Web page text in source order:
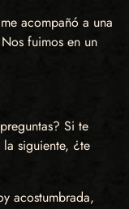
acompañó a una
fuimos en un
Si te
siguiente, ¿te
acostumbrada,